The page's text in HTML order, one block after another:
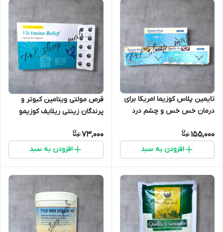
تایمین پلاس کوزیما امریکا برای
درمان خس خس و چشم درد
155,000
افزودن به سبد
قرص مولتی ویتامین کبوتر و
پرندگان زینتی ریلایف کوزیمو
73,000
افزودن به سبد